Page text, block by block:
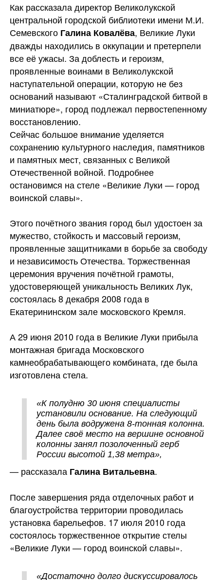
Как рассказала директор Великолукской
центральной городской библиотеки имени М.И.
Семевского Галина Ковалёва, Великие Луки
дважды находились в оккупации и претерпели
все её ужасы. За доблесть и героизм,
проявленные воинами в Великолукской
наступательной операции, которую не без
оснований называют «Сталинградской битвой в
миниатюре», город подлежал первостепенному
восстановлению.
Сейчас большое внимание уделяется
сохранению культурного наследия, памятников
и памятных мест, связанных с Великой
Отечественной войной. Подробнее
остановимся на стеле «Великие Луки — город
воинской славы».
Этого почётного звания город был удостоен за
мужество, стойкость и массовый героизм,
проявленные защитниками в борьбе за свободу
и независимость Отечества. Торжественная
церемония вручения почётной грамоты,
удостоверяющей уникальность Великих Лук,
состоялась 8 декабря 2008 года в
Екатерининском зале московского Кремля.
А 29 июня 2010 года в Великие Луки прибыла
монтажная бригада Московского
камнеобрабатывающего комбината, где была
изготовлена стела.
«К полудню 30 июня специалисты
установили основание. На следующий
день была водружена 8-тонная колонна.
Далее своё место на вершине основной
колонны занял позолоченный герб
России высотой 1,38 метра»,
— рассказала Галина Витальевна.
После завершения ряда отделочных работ и
благоустройства территории проводилась
установка барельефов. 17 июля 2010 года
состоялось торжественное открытие стелы
«Великие Луки — город воинской славы».
«Достаточно долго дискуссировалось